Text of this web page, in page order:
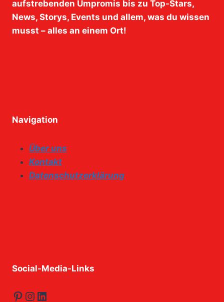
aufstrebenden Umpromis bis zu Top-Stars,
News, Storys, Events und allem, was du wissen
musst – alles an einem Ort!
Navigation
Über uns
Kontakt
Datenschutzerklärung
Social-Media-Links
Pinterest
Instagram
LinkedIn